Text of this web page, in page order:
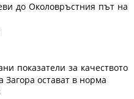
до Околовръстния път на
показатели за качеството
Загора остават в норма